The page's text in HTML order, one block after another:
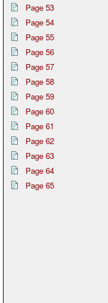
Page 53
Page 54
Page 55
Page 56
Page 57
Page 58
Page 59
Page 60
Page 61
Page 62
Page 63
Page 64
Page 65